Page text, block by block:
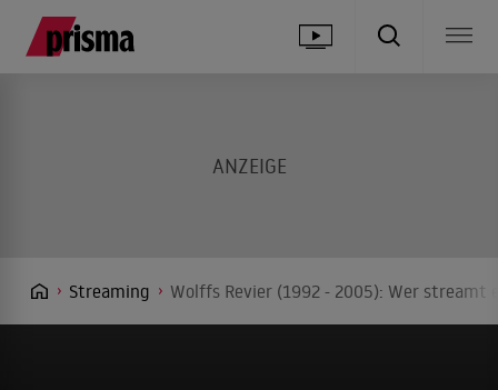
Streaming Wolffs Revier (1992 - 2005): Wer streamt